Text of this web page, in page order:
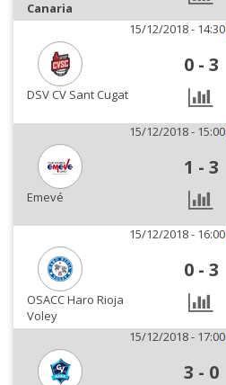
Canaria
15/12/2018 - 14:30
0 - 3
DSV CV Sant Cugat
15/12/2018 - 15:00
1 - 3
Emevé
15/12/2018 - 16:00
0 - 3
OSACC Haro Rioja
Voley
15/12/2018 - 17:00
3 - 0